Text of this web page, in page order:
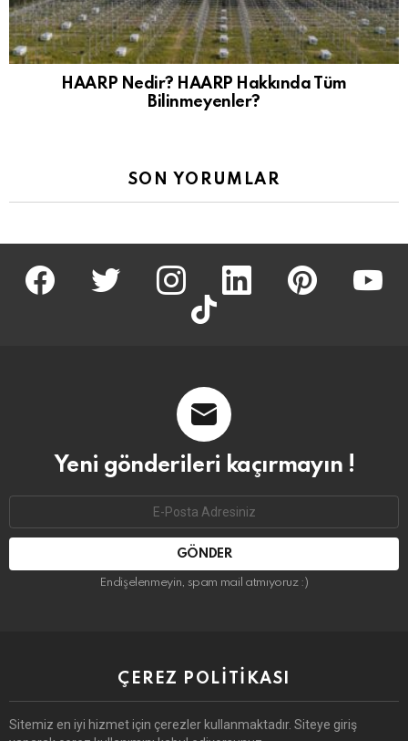
HAARP Nedir? HAARP Hakkında Tüm
Bilinmeyenler?
SON YORUMLAR
facebook twitter İnstagram linkedin pinterest
tiktok
Yeni gönderileri kaçırmayın !
Endişelenmeyin, spam mail atmıyoruz :)
ÇEREZ POLITIKASI
Sitemiz en iyi hizmet için çerezler kullanmaktadır. Siteye giriş